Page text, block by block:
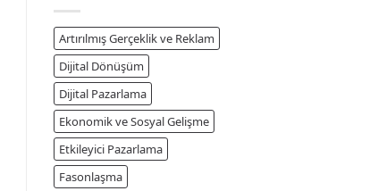
Artırılmış Gerçeklik ve Reklam
Dijital Dönüşüm
Dijital Pazarlama
Ekonomik ve Sosyal Gelişme
Etkileyici Pazarlama
Fasonlaşma